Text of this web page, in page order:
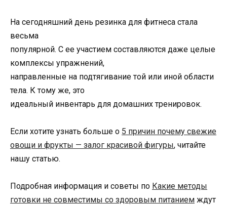
На сегодняшний день резинка для фитнеса стала
весьма
популярной. С ее участием составляются даже целые
комплексы упражнений,
направленные на подтягивание той или иной области
тела. К тому же, это
идеальный инвентарь для домашних тренировок.
Если хотите узнать больше о 5 причин почему свежие
овощи и фрукты — залог красивой фигуры, читайте
нашу статью.
Подробная информация и советы по Какие методы
готовки не совместимы со здоровым питанием ждут